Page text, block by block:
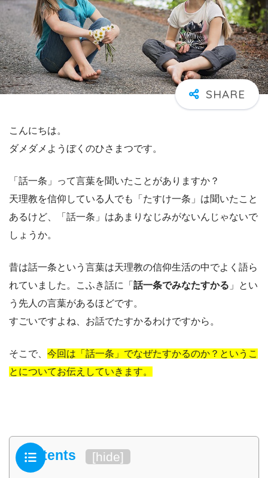
こんにちは。
ダメダメようぼくのひさまつです。
「話一条」って言葉を聞いたことがありますか？
天理教を信仰している人でも「たすけ一条」は聞いたこと
あるけど、「話一条」はあまりなじみがないんじゃないで
しょうか。
昔は話一条という言葉は天理教の信仰生活の中でよく語ら
れていました。こふき話に「 話一条でみなたすかる 」とい
う先人の言葉があるほどです。
すごいですよね、お話でたすかるわけですから。
そこで、 今回は「話一条」でなぜたすかるのか？というこ
とについてお伝えしていきます。
Contents [hide]